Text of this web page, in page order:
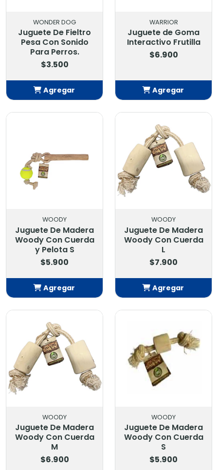
WONDER DOG
Juguete De Fieltro
Pesa Con Sonido
Para Perros.
$3.500
Agregar
Añadido
WARRIOR
Juguete de Goma
Interactivo Frutilla
$6.900
Agregar
Añadido
WOODY
Juguete De Madera
Woody Con Cuerda
y Pelota S
$5.900
Agregar
WOODY
Juguete De Madera
Woody Con Cuerda
L
$7.900
Agregar
WOODY
Juguete De Madera
Woody Con Cuerda
M
$6.900
WOODY
Juguete De Madera
Woody Con Cuerda
S
$5.900